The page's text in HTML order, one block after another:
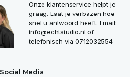
Onze klantenservice helpt je
graag. Laat je verbazen hoe
snel u antwoord heeft. Email:
info@echtstudio.nl of
telefonisch via 0712032554
Social Media